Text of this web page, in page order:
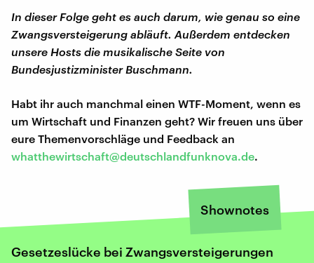
In dieser Folge geht es auch darum, wie genau so eine
Zwangsversteigerung abläuft. Außerdem entdecken
unsere Hosts die musikalische Seite von
Bundesjustizminister Buschmann.
Habt ihr auch manchmal einen WTF-Moment, wenn es
um Wirtschaft und Finanzen geht? Wir freuen uns über
eure Themenvorschläge und Feedback an
whatthewirtschaft@deutschlandfunknova.de.
Shownotes
Gesetzeslücke bei Zwangsversteigerungen